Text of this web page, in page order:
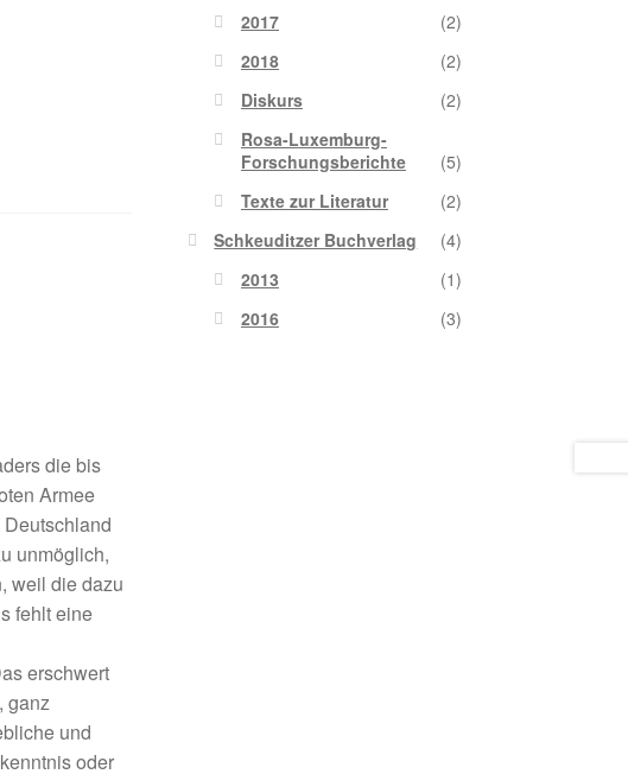
die bis
Armee
unmöglich,
weil die dazu
fehlt eine
erschwert
ganz
und
oder
2017
(2)
2018
(2)
Diskurs
(2)
Rosa-Luxemburg-
Forschungsberichte
(5)
Texte zur Literatur
(2)
Schkeuditzer Buchverlag
(4)
2013
(1)
2016
(3)